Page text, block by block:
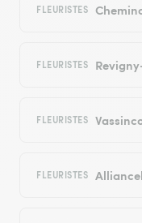
FLEURISTES
FLEURISTES
FLEURISTES
FLEURISTES